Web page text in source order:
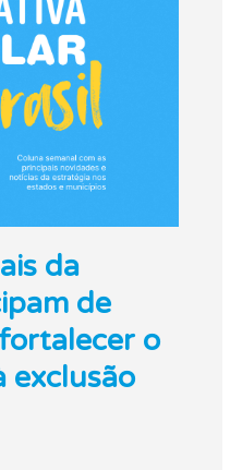
da
de
o
exclusão